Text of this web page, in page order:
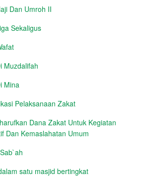
Dan Umroh II
Sekaligus
Muzdalifah
Mina
Pelaksanaan Zakat
Dana Zakat Untuk Kegiatan
Dan Kemaslahatan Umum
satu masjid bertingkat